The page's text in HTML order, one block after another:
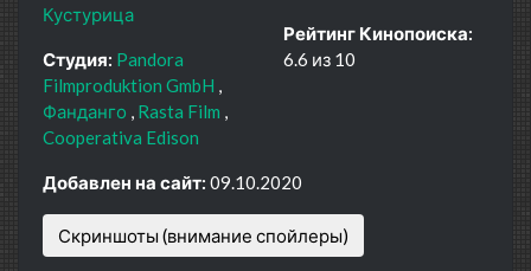
Кустурица
Студия: Pandora
Filmproduktion GmbH
Фанданго
Rasta Film
Cooperativa Edison
Рейтинг Кинопоиска:
6.6 из 10
Добавлен на сайт: 09.10.2020
Скриншоты (внимание спойлеры)